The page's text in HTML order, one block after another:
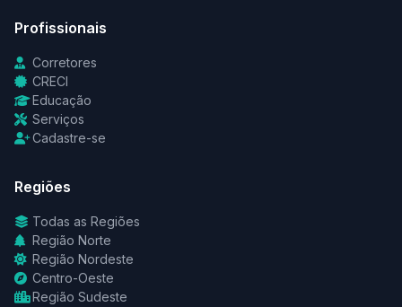
Profissionais
Corretores
CRECI
Educação
Serviços
Cadastre-se
Regiões
Todas as Regiões
Região Norte
Região Nordeste
Centro-Oeste
Região Sudeste